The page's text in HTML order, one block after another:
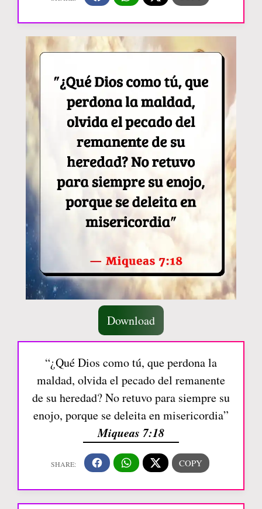
Download
“¿Qué Dios como tú, que perdona la
maldad, olvida el pecado del remanente
de su heredad? No retuvo para siempre su
enojo, porque se deleita en misericordia”
Miqueas 7:18